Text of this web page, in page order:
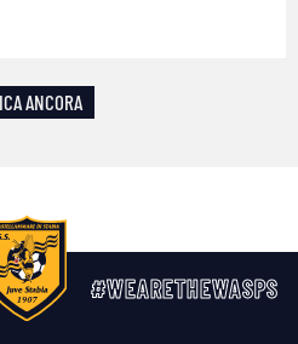
ANCORA
#WEARETHEWASPS